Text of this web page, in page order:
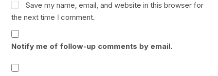
Save my name, email, and website in this browser for
the next time I comment.
Notify me of follow-up comments by email.